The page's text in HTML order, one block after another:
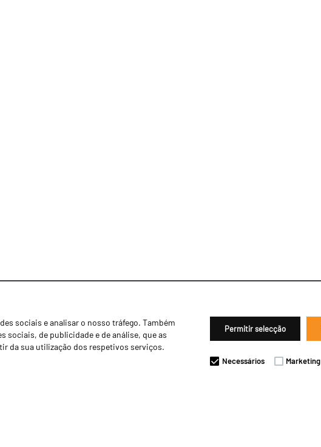
sociais e analisar o nosso tráfego. Também
sociais, de publicidade e de análise, que as
da sua utilização dos respetivos serviços.
Permitir selecção
Necessários Marketing